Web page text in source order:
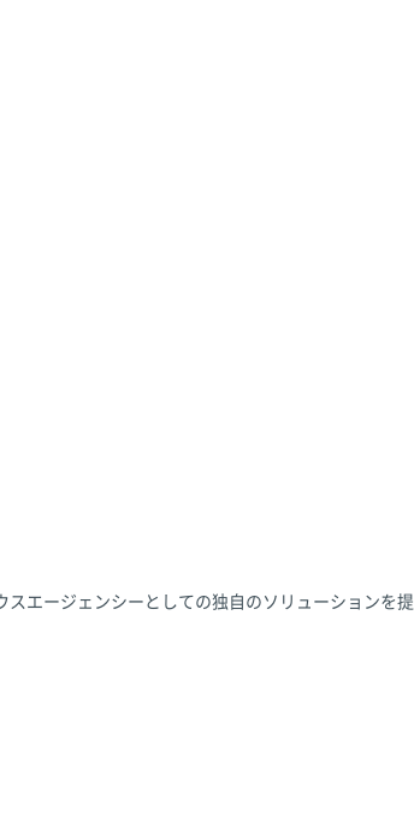
エージェンシーとしての独自のソリューションを提